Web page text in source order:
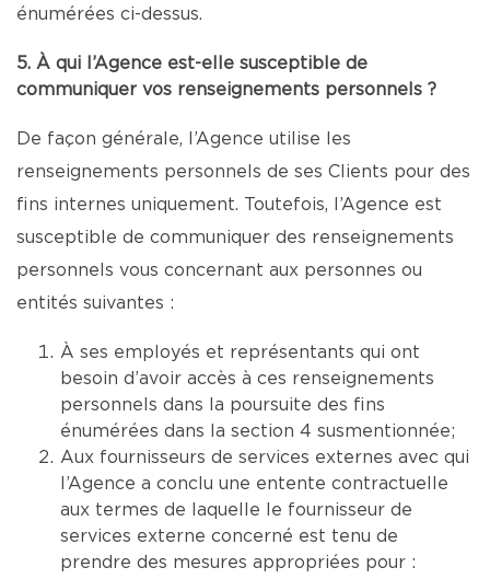
énumérées ci-dessus.
5. À qui l’Agence est-elle susceptible de
communiquer vos renseignements personnels ?
De façon générale, l’Agence utilise les
renseignements personnels de ses Clients pour des
fins internes uniquement. Toutefois, l’Agence est
susceptible de communiquer des renseignements
personnels vous concernant aux personnes ou
entités suivantes :
À ses employés et représentants qui ont
besoin d’avoir accès à ces renseignements
personnels dans la poursuite des fins
énumérées dans la section 4 susmentionnée;
Aux fournisseurs de services externes avec qui
l’Agence a conclu une entente contractuelle
aux termes de laquelle le fournisseur de
services externe concerné est tenu de
prendre des mesures appropriées pour :